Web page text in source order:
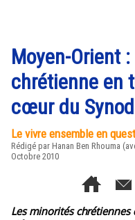
Moyen-Orient
chrétienne en
cœur du
Le vivre ensemble en
Rédigé par Hanan Ben Rhouma
Octobre 2010
Les minorités